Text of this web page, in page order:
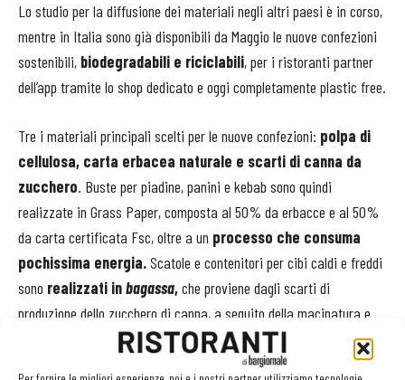
Lo studio per la diffusione dei materiali negli altri paesi è in corso,
mentre in Italia sono già disponibili da Maggio le nuove confezioni
sostenibili, biodegradabili e riciclabili, per i ristoranti partner
dell’app tramite lo shop dedicato e oggi completamente plastic free.
Tre i materiali principali scelti per le nuove confezioni: polpa di
cellulosa, carta erbacea naturale e scarti di canna da
zucchero. Buste per piadine, panini e kebab sono quindi
realizzate in Grass Paper, composta al 50% da erbacce e al 50%
da carta certificata Fsc, oltre a un processo che consuma
pochissima energia.Scatole e contenitori per cibi caldi e freddi
sono realizzati inbagassa,che proviene dagli scarti di
produzione dello zucchero di canna, a seguito della macinatura e
del lavaggio della stessa. Questa materia ha un basso impatto
ambientale, è di origine organica, a base vegetale e senza